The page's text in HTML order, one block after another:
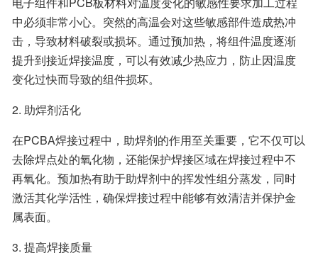
中必须非常小心。突然的高温会对这些敏感部件造成热冲
击，导致材料破裂或损坏。通过预加热，将组件温度逐渐
提升到接近焊接温度，可以有效减少热应力，防止因温度
变化过快而导致的组件损坏。
2. 助焊剂活化
在PCBA焊接过程中，助焊剂的作用至关重要，它不仅可以
去除焊点处的氧化物，还能保护焊接区域在焊接过程中不
再氧化。预加热有助于助焊剂中的挥发性组分蒸发，同时
激活其化学活性，确保焊接过程中能够有效清洁并保护金
属表面。
3. 提高焊接质量